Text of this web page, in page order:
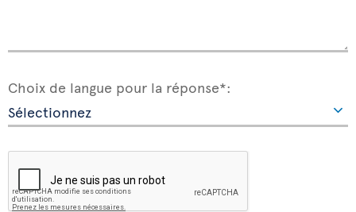
Choix de langue pour la réponse*: